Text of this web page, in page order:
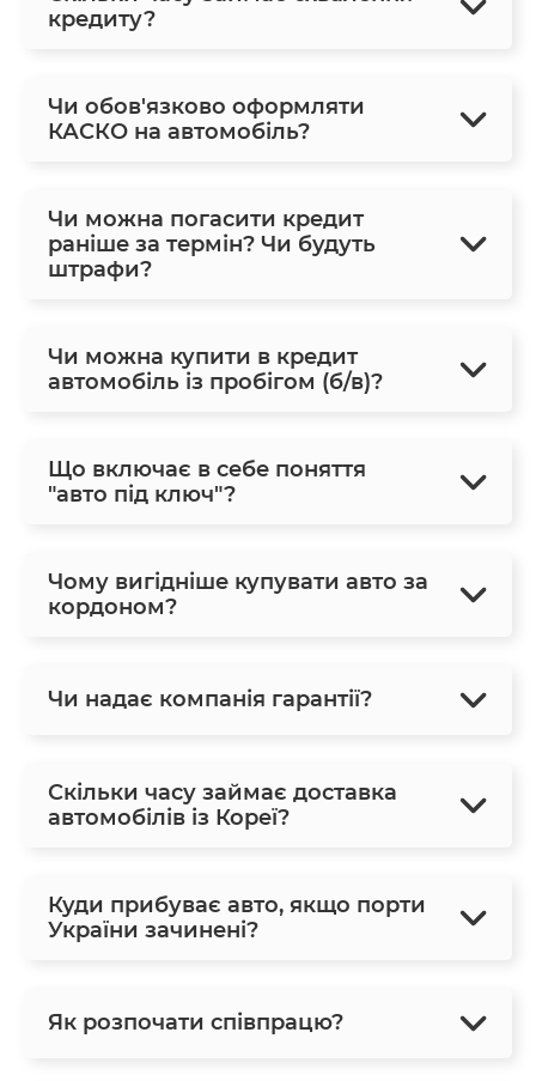
кредиту?
Чи обов'язково оформляти
КАСКО на автомобіль?
Чи можна погасити кредит
раніше за термін? Чи будуть
штрафи?
Чи можна купити в кредит
автомобіль із пробігом (б/в)?
Що включає в себе поняття
"авто під ключ"?
Чому вигідніше купувати авто за
кордоном?
Чи надає компанія гарантії?
Скільки часу займає доставка
автомобілів із Кореї?
Куди прибуває авто, якщо порти
України зачинені?
Як розпочати співпрацю?